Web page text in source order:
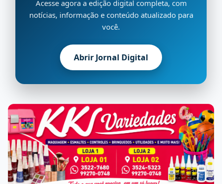
Acesse agora a edição digital completa, com
notícias, informação e conteúdo atualizado para
você.
Abrir Jornal Digital